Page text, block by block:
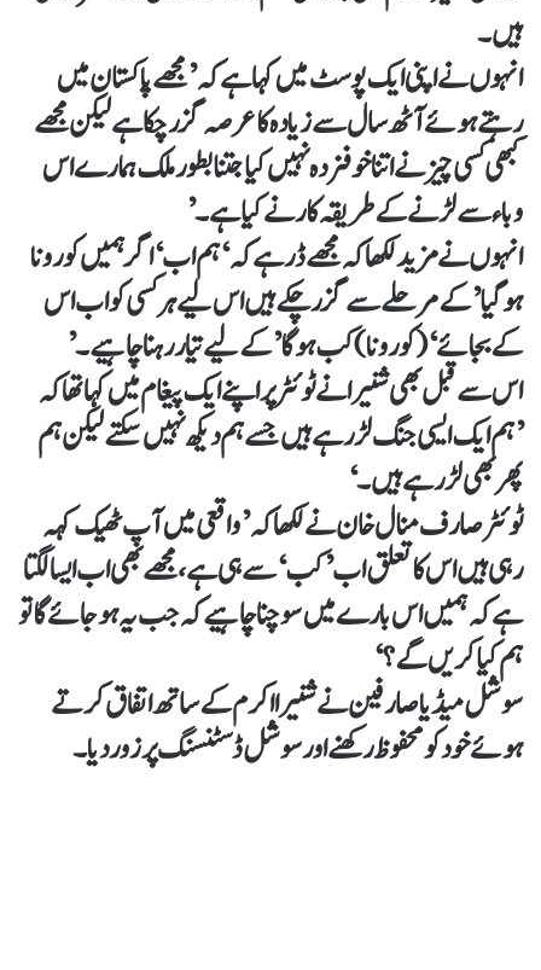
ہیں۔
انہوں نے اپنی ایک پوسٹ میں کہا ہے کہ ’مجھے پاکستان میں
رہتے ہوئے آٹھ سال سے زیادہ کا عرصہ گزر چکا ہے لیکن مجھے
کبھی کسی چیز نے اتنا خوفزدہ نہیں کیا جتنا بطور ملک ہمارے اس
وباء سے لڑنے کے طریقہ کار نے کیا ہے۔’
انہوں نے مزید لکھا کہ مجھے ڈر ہے کہ ‘ہم اب ‘اگر ہمیں کورونا
ہوگیا’ کے مرحلے سے گزر چکے ہیں اس لیے ہر کسی کو اب اس
کے بجائے ‘(کورونا) کب ہوگا’ کےلیے تیار رہنا چاہیے۔’
اس سے قبل بھی شنیرا نے ٹوئٹر پر اپنے ایک پیغام میں کہا تھا کہ
’ہم ایک ایسی جنگ لڑ رہے ہیں جسے ہم دیکھ نہیں سکتے لیکن ہم
پھر بھی لڑ رہے ہیں۔‘
ٹوئٹر صارف منال خان نے لکھا کہ ’واقعی میں آپ ٹھیک کہہ
رہی ہیں اس کا تعلق اب ’کب‘ سے ہی ہے، مجھے بھی اب ایسا لگتا
ہے کہ ہمیں اس بارے میں سوچنا چاہیے کہ جب یہ ہو جائے گا تو
ہم کیا کریں گے؟‘
سوشل میڈیا صارفین نے شنیرا اکرم کے ساتھ اتفاق کرتے
ہوئے خود کو محفوظ رکھنے اور سوشل ڈسٹنسنگ پر زور دیا۔